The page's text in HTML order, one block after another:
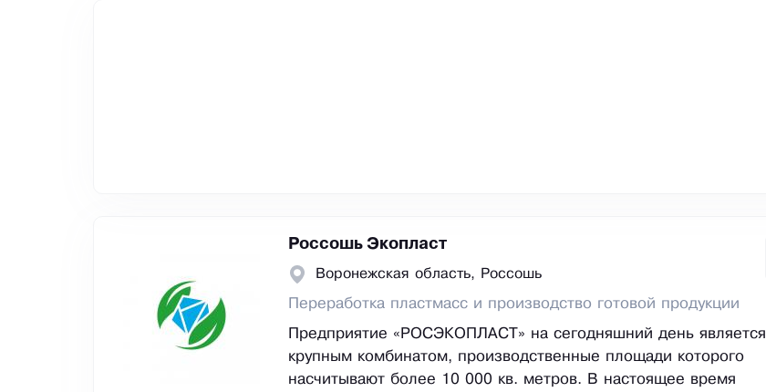
Россошь Экопласт
Воронежская область, Россошь
Переработка пластмасс и производство готовой продукции
Предприятие «РОСЭКОПЛАСТ» на сегодняшний день является
крупным комбинатом, производственные площади которого
насчитывают более 10 000 кв. метров. В настоящее время